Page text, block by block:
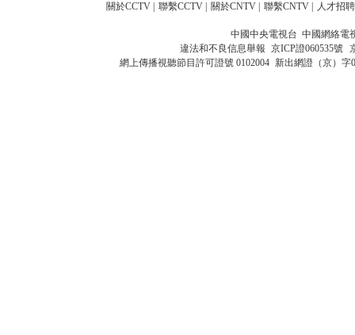
關於CCTV 聯繫CCTV 關於CNTV 聯繫CNTV 人才招聘
中國中央電視台 中國網絡電
違法和不良信息舉報 京ICP證060535號
網上傳播視聽節目許可證號 0102004 新出網證（京）